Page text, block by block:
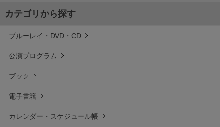
カテゴリから探す
ブルーレイ・DVD・CD
公演プログラム
ブック
電子書籍
カレンダー・スケジュール帳